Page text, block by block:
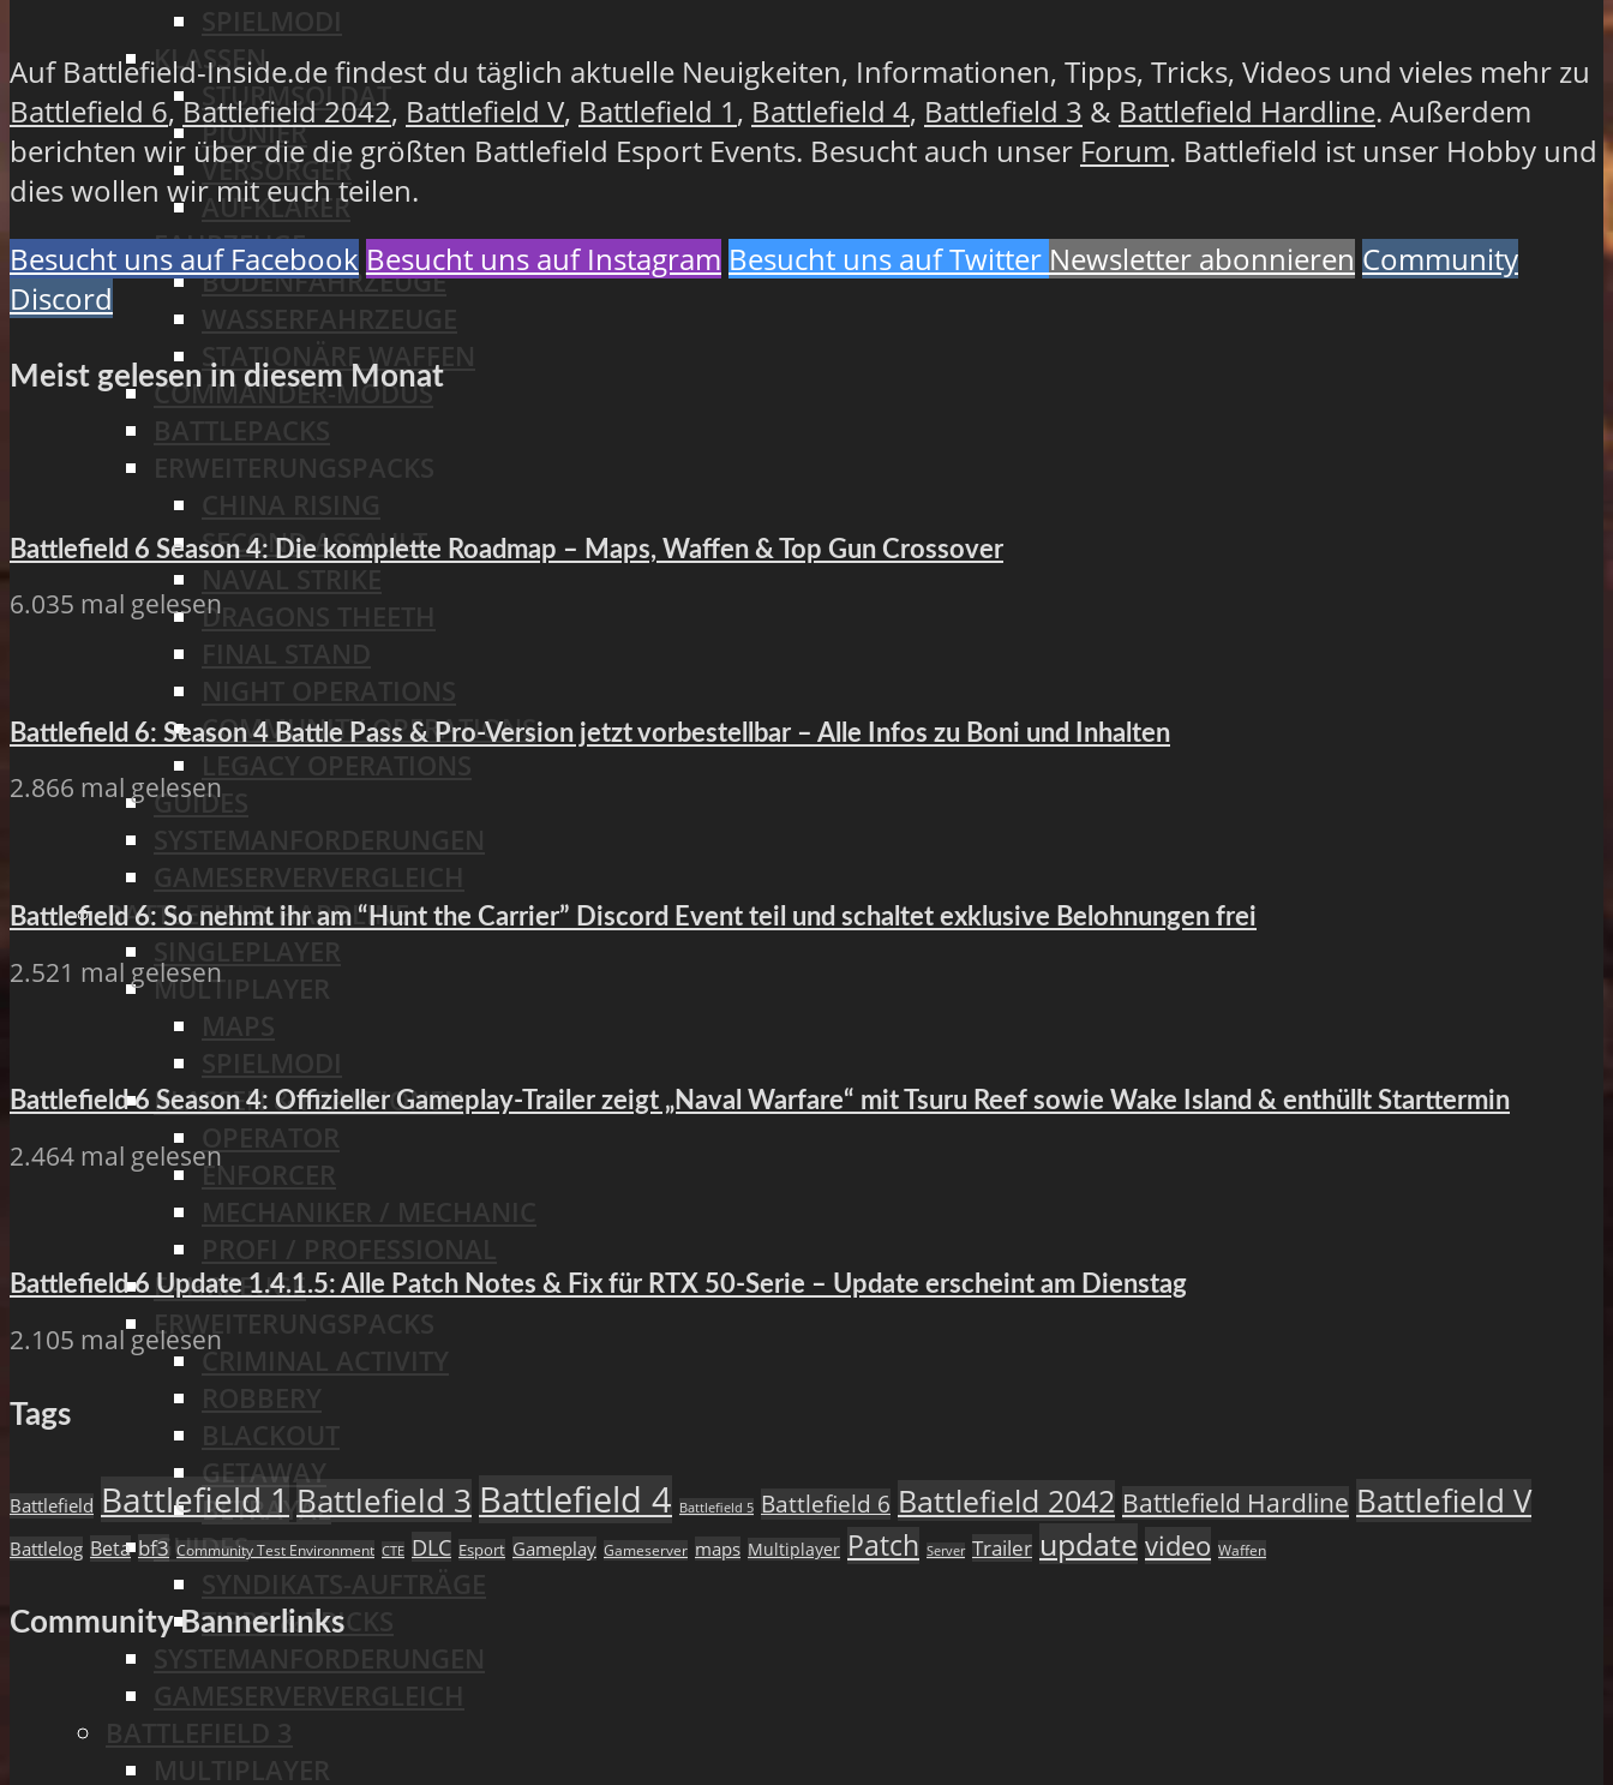
KLASSEN
STURMSOLDAT
PIONIER
VERSORGER
AUFKLÄRER
FAHRZEUGE
BODENFAHRZEUGE
STATIONÄRE WAFFEN
COMMANDER-MODUS
SECOND ASSAULT
DRAGONS THEETH
COMMUNITY OPERATIONS
GUIDES
BATTLEFIELD HARDLINE
MULTIPLAYER
KLASSEN & FRAKTIONEN
ENFORCER
FAHRZEUGE
ERWEITERUNGSPACKS
CRIMINAL ACTIVITY
GETAWAY
BETRAYAL
GUIDES
TIPPS & TRICKS
Auf Battlefield-Inside.de findest du täglich aktuelle Neuigkeiten, Informationen, Tipps, Tricks, Videos und vieles mehr zu
Battlefield 6,Battlefield 2042, Battlefield V, Battlefield 1, Battlefield 4, Battlefield 3 & Battlefield Hardline. Außerdem
berichten wir über die die größten Battlefield Esport Events. Besucht auch unser Forum. Battlefield ist unser Hobby und
dies wollen wir mit euch teilen.
Besucht uns auf Facebook Besucht uns auf Instagram Besucht uns auf Twitter Newsletter abonnieren Community
Discord
Meist gelesen in diesem Monat
Battlefield 6 Season 4: Die komplette Roadmap – Maps, Waffen & Top Gun Crossover
6.035 mal gelesen
Battlefield 6: Season 4 Battle Pass & Pro-Version jetzt vorbestellbar – Alle Infos zu Boni und Inhalten
2.866 mal gelesen
Battlefield 6: So nehmt ihr am “Hunt the Carrier” Discord Event teil und schaltet exklusive Belohnungen frei
2.521 mal gelesen
Battlefield 6 Season 4: Offizieller Gameplay-Trailer zeigt „Naval Warfare“ mit Tsuru Reef sowie Wake Island & enthüllt Starttermin
2.464 mal gelesen
Battlefield 6 Update 1.4.1.5: Alle Patch Notes & Fix für RTX 50-Serie – Update erscheint am Dienstag
2.105 mal gelesen
Tags
Battlefield Battlefield 1 Battlefield 3 Battlefield 4 Battlefield 5 Battlefield 6 Battlefield 2042 Battlefield Hardline Battlefield V
Battlelog Beta bf3 Community Test Environment CTE DLC Esport Gameplay Gameserver maps Multiplayer Patch Server Trailer update video Waffen
Community Bannerlinks